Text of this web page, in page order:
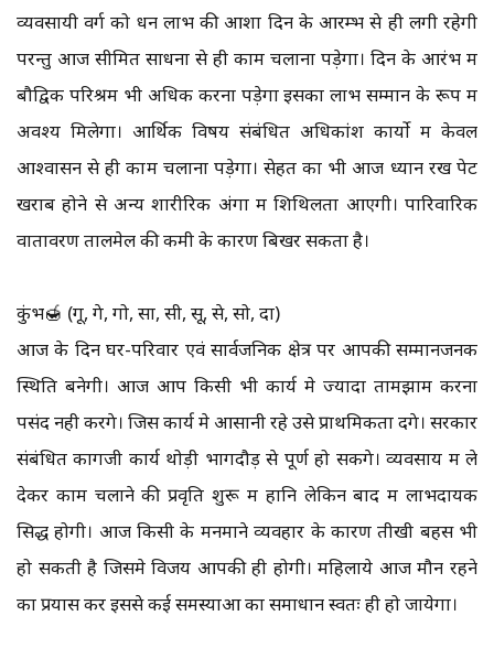
व्यवसायी वर्ग को धन लाभ की आशा दिन के आरम्भ से ही लगी रहेगी
परन्तु आज सीमित साधनों से ही काम चलाना पड़ेगा। दिन के आरंभ में
बौद्विक परिश्रम भी अधिक करना पड़ेगा इसका लाभ सम्मान के रूप में
अवश्य मिलेगा। आर्थिक विषय संबंधित अधिकांश कार्यो में केवल
आश्वासन से ही काम चलाना पड़ेगा। सेहत का भी आज ध्यान रखें पेट
खराब होने से अन्य शारीरिक अंगों में शिथिलता आएगी। पारिवारिक
वातावरण तालमेल की कमी के कारण बिखर सकता है।
कुंभ🍯 (गू, गे, गो, सा, सी, सू, से, सो, दा)
आज के दिन घर-परिवार एवं सार्वजनिक क्षेत्र पर आपकी सम्मानजनक
स्थिति बनेगी। आज आप किसी भी कार्य मे ज्यादा तामझाम करना
पसंद नही करेंगे। जिस कार्य मे आसानी रहे उसे प्राथमिकता देंगे। सरकार
संबंधित कागजी कार्य थोड़ी भागदौड़ से पूर्ण हो सकेंगे। व्यवसाय में ले
देकर काम चलाने की प्रवृति शुरू में हानि लेकिन बाद में लाभदायक
सिद्ध होगी। आज किसी के मनमाने व्यवहार के कारण तीखी बहस भी
हो सकती है जिसमे विजय आपकी ही होगी। महिलाये आज मौन रहने
का प्रयास करें इससे कई समस्याओं का समाधान स्वतः ही हो जायेगा।